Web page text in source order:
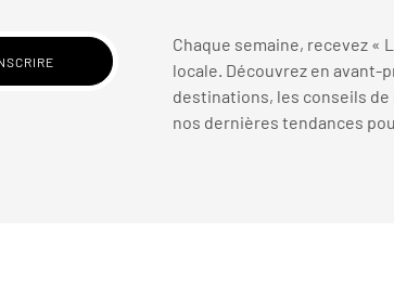
Chaque semaine, recevez «
locale. Découvrez en avant-
destinations, les conseils
nos dernières tendances